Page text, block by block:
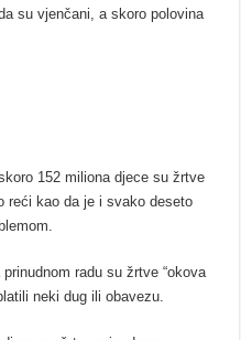
su vjenčani, a skoro polovina
152 miliona djece su žrtve
reći kao da je i svako deseto
radu su žrtve “okova
neki dug ili obavezu.